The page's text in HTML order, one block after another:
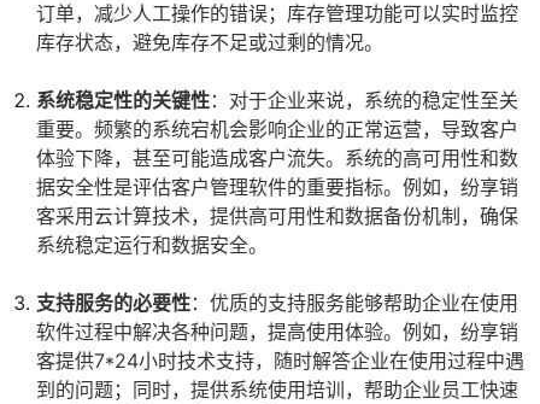
订单，减少人工操作的错误；库存管理功能可以实时监控
库存状态，避免库存不足或过剩的情况。
系统稳定性的关键性：对于企业来说，系统的稳定性至关
重要。频繁的系统宕机会影响企业的正常运营，导致客户
体验下降，甚至可能造成客户流失。系统的高可用性和数
据安全性是评估客户管理软件的重要指标。例如，纷享销
客采用云计算技术，提供高可用性和数据备份机制，确保
系统稳定运行和数据安全。
支持服务的必要性：优质的支持服务能够帮助企业在使用
软件过程中解决各种问题，提高使用体验。例如，纷享销
客提供7*24小时技术支持，随时解答企业在使用过程中遇
到的问题；同时，提供系统使用培训，帮助企业员工快速